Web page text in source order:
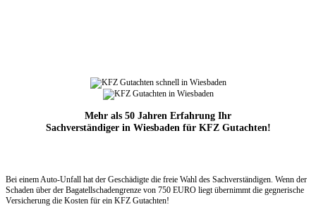
Mehr als 50 Jahren Erfahrung Ihr
Sachverständiger in Wiesbaden für KFZ Gutachten!
Bei einem Auto-Unfall hat der Geschädigte die freie Wahl des Sachverständigen. Wenn der
Schaden über der Bagatellschadengrenze von 750 EURO liegt übernimmt die gegnerische
Versicherung die Kosten für ein KFZ Gutachten!